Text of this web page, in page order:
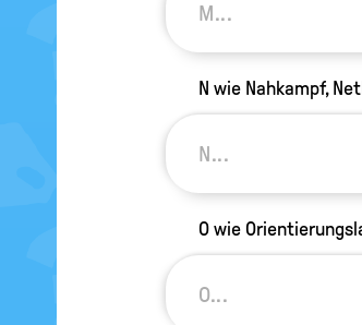
N wie Nahkampf,
O wie